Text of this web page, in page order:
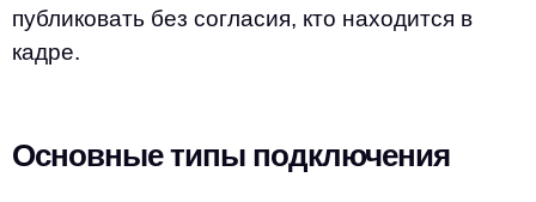
публиковать без согласия, кто находится в
кадре.
Основные типы подключения